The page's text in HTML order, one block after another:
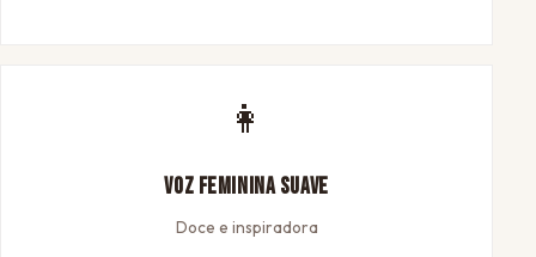
👩
Voz Feminina Suave
Doce e inspiradora